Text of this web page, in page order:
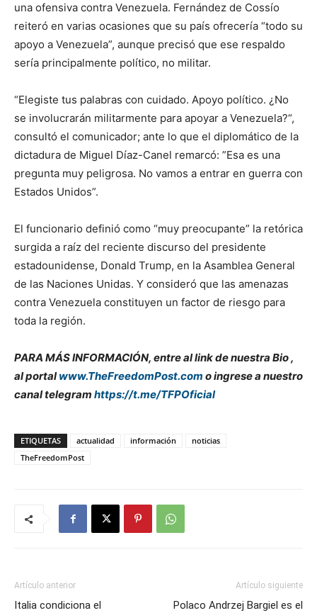
una ofensiva contra Venezuela. Fernández de Cossío
reiteró en varias ocasiones que su país ofrecería “todo su
apoyo a Venezuela”, aunque precisó que ese respaldo
sería principalmente político, no militar.
“Elegiste tus palabras con cuidado. Apoyo político. ¿No
se involucrarán militarmente para apoyar a Venezuela?“,
consultó el comunicador; ante lo que el diplomático de la
dictadura de Miguel Díaz-Canel remarcó: ”Esa es una
pregunta muy peligrosa. No vamos a entrar en guerra con
Estados Unidos”.
El funcionario definió como “muy preocupante” la retórica
surgida a raíz del reciente discurso del presidente
estadounidense, Donald Trump, en la Asamblea General
de las Naciones Unidas. Y consideró que las amenazas
contra Venezuela constituyen un factor de riesgo para
toda la región.
PARA MÁS INFORMACIÓN, entre al link de nuestra Bio ,
al portalwww.TheFreedomPost.com o ingrese a nuestro
canal telegram https://t.me/TFPOficial
ETIQUETAS actualidad información
noticias
TheFreedomPost
Artículo anterior
Italia condiciona el
Artículo siguiente
Polaco Andrzej Bargiel es el